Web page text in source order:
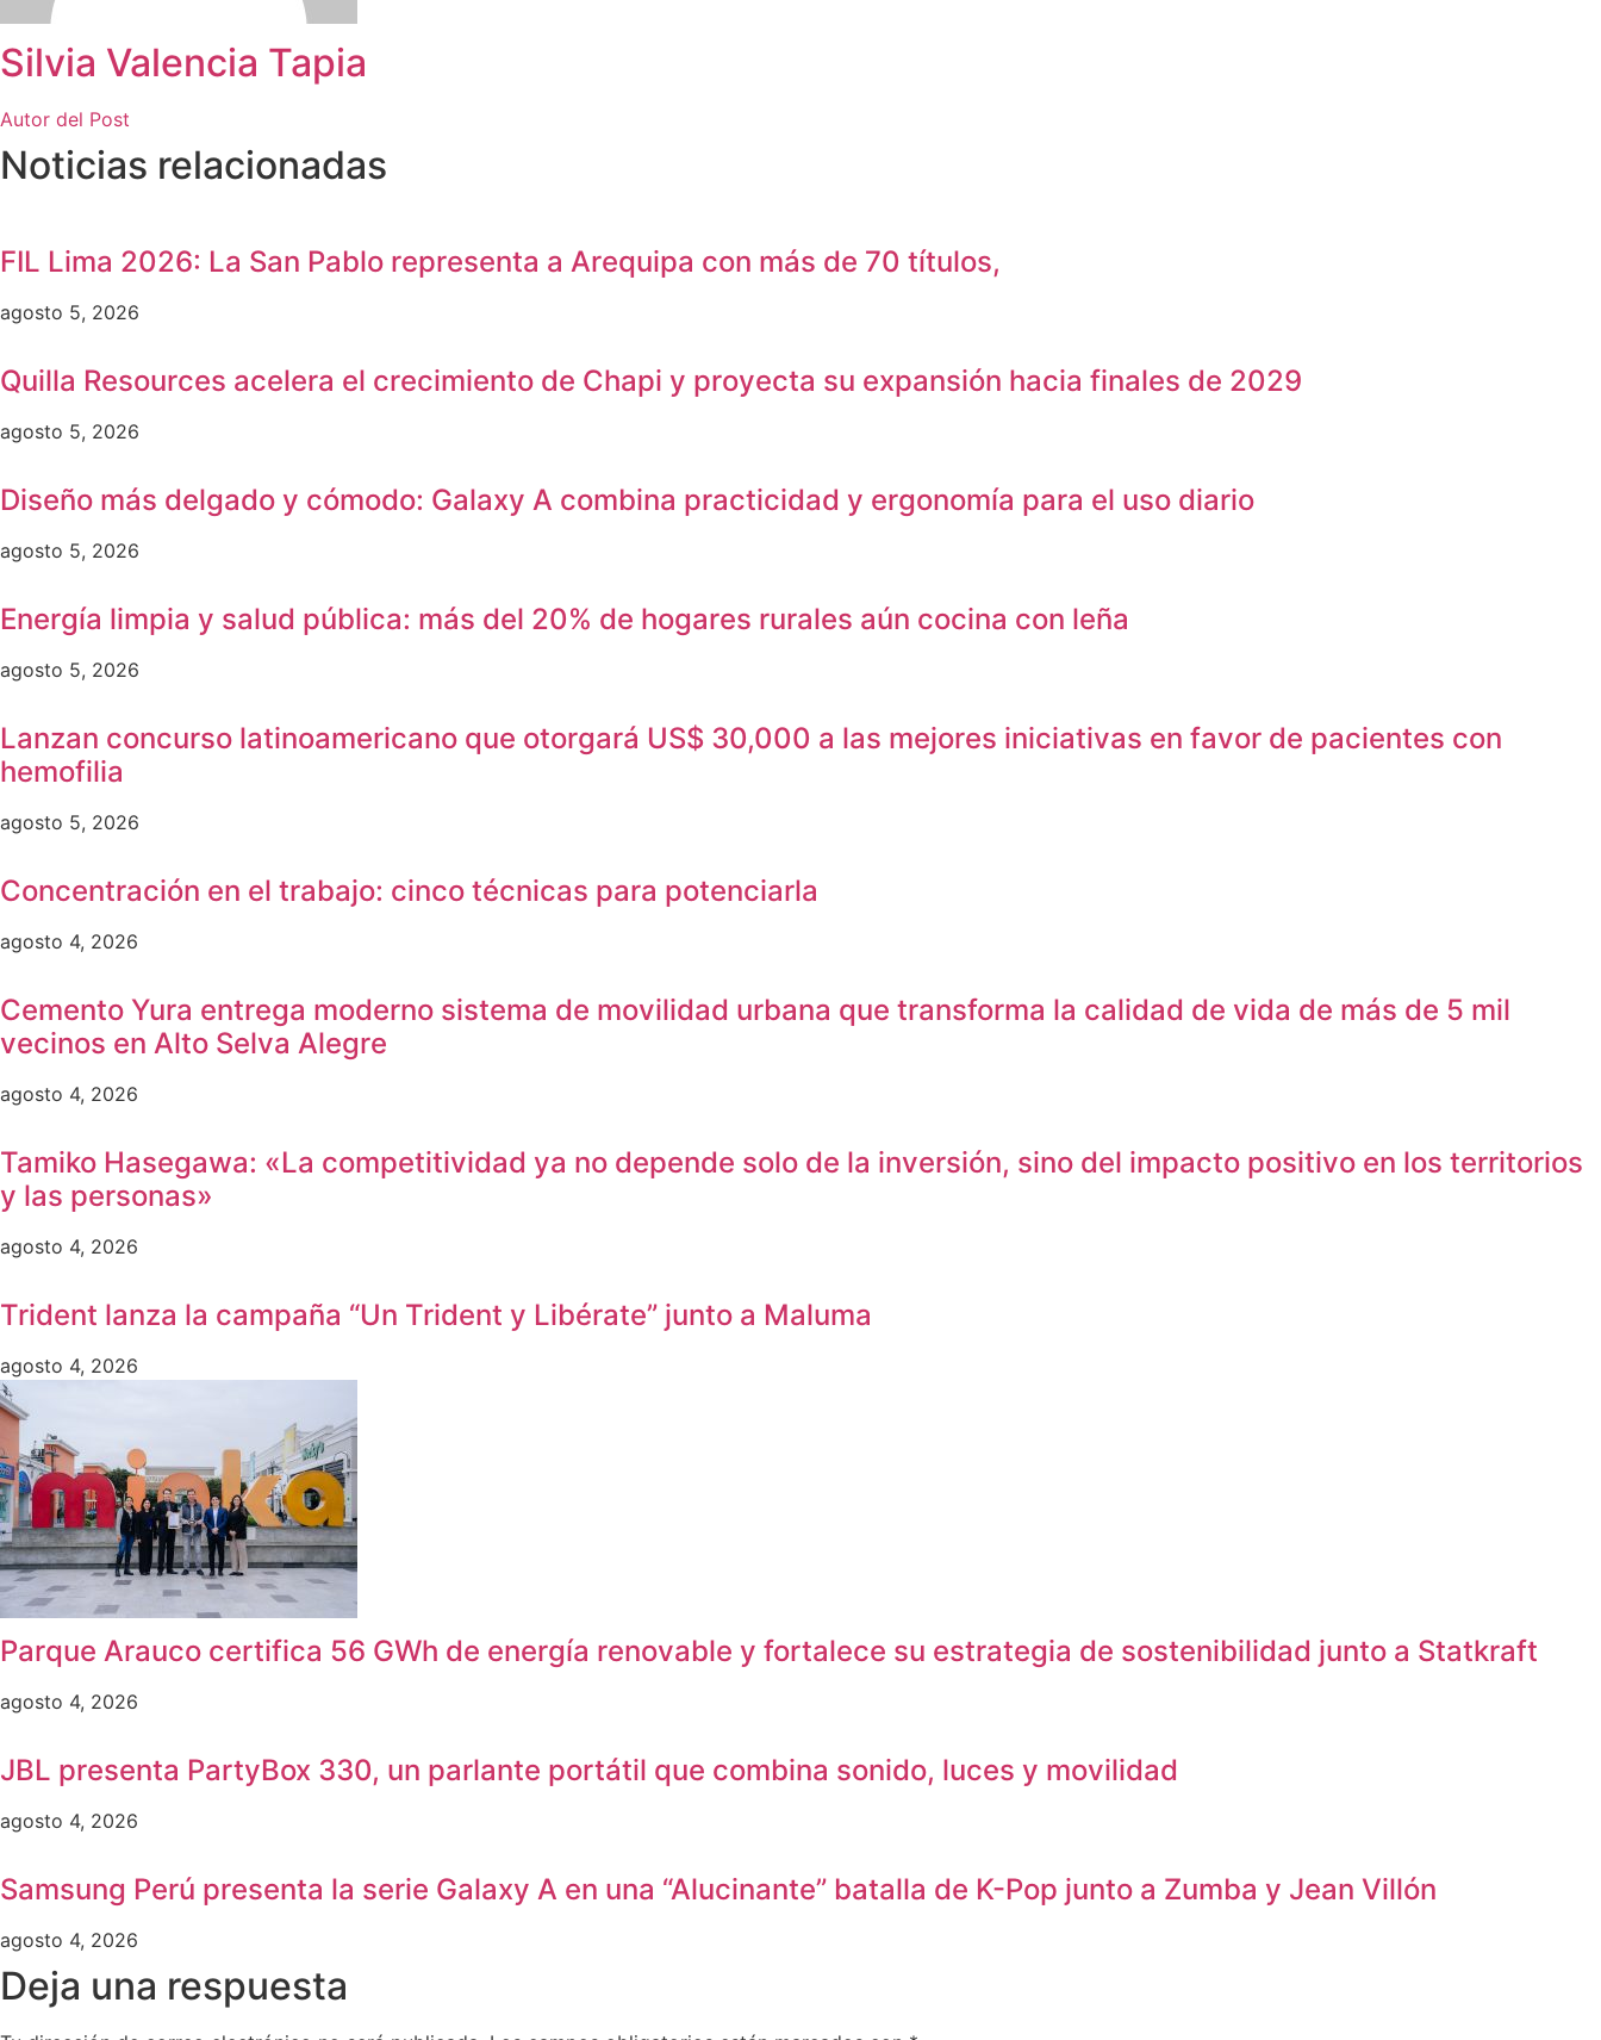
Silvia Valencia Tapia
Autor del Post
Noticias relacionadas
FIL Lima 2026: La San Pablo representa a Arequipa con más de 70 títulos,
agosto 5, 2026
Quilla Resources acelera el crecimiento de Chapi y proyecta su expansión hacia finales de 2029
agosto 5, 2026
Diseño más delgado y cómodo: Galaxy A combina practicidad y ergonomía para el uso diario
agosto 5, 2026
Energía limpia y salud pública: más del 20% de hogares rurales aún cocina con leña
agosto 5, 2026
Lanzan concurso latinoamericano que otorgará US$ 30,000 a las mejores iniciativas en favor de pacientes con
hemofilia
agosto 5, 2026
Concentración en el trabajo: cinco técnicas para potenciarla
agosto 4, 2026
Cemento Yura entrega moderno sistema de movilidad urbana que transforma la calidad de vida de más de 5 mil
vecinos en Alto Selva Alegre
agosto 4, 2026
Tamiko Hasegawa: «La competitividad ya no depende solo de la inversión, sino del impacto positivo en los territorios
y las personas»
agosto 4, 2026
Trident lanza la campaña “Un Trident y Libérate” junto a Maluma
agosto 4, 2026
Parque Arauco certifica 56 GWh de energía renovable y fortalece su estrategia de sostenibilidad junto a Statkraft
agosto 4, 2026
JBL presenta PartyBox 330, un parlante portátil que combina sonido, luces y movilidad
agosto 4, 2026
Samsung Perú presenta la serie Galaxy A en una “Alucinante” batalla de K-Pop junto a Zumba y Jean Villón
agosto 4, 2026
Deja una respuesta